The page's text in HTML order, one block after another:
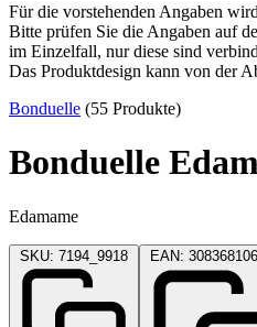
Für die vorstehenden Angaben
Bitte prüfen Sie die Angaben auf
im Einzelfall, nur diese sind
Das Produktdesign kann von der
Bonduelle (55 Produkte)
Bonduelle
Edamame